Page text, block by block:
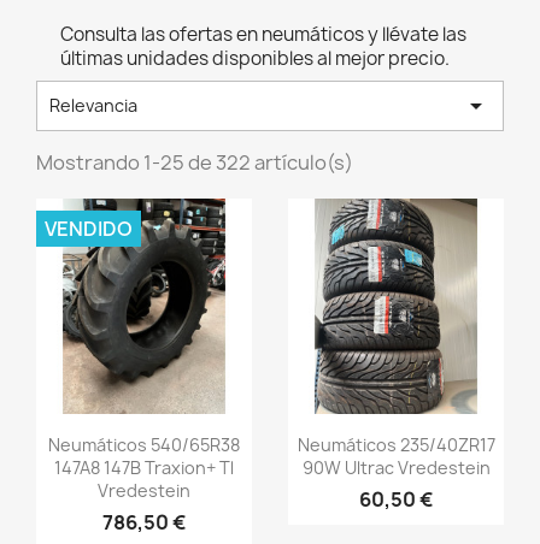
Consulta las ofertas en neumáticos y llévate las
últimas unidades disponibles al mejor precio.
Relevancia 
Mostrando 1-25 de 322 artículo(s)
Vista rápida
Neumáticos 540/65R38
147A8 147B Traxion+ Tl
Vredestein
786,50 €
VENDIDO
Vista rápida
Neumáticos 235/40ZR17
90W Ultrac Vredestein
60,50 €